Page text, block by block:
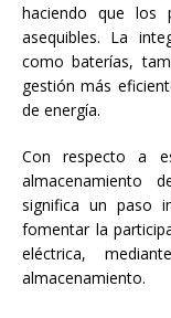
haciendo que los
asequibles. La
como baterías,
gestión más
de energía.
Con respecto a
almacenamiento
significa un paso
fomentar la
eléctrica,
almacenamiento.